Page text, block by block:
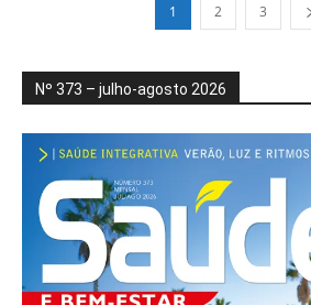
1 2 3
Nº 373 – julho-agosto 2026